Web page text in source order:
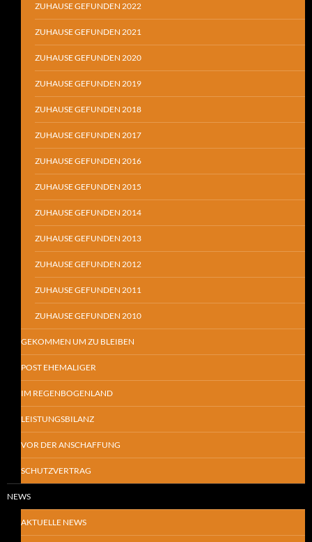
ZUHAUSE GEFUNDEN 2022
ZUHAUSE GEFUNDEN 2021
ZUHAUSE GEFUNDEN 2020
ZUHAUSE GEFUNDEN 2019
ZUHAUSE GEFUNDEN 2018
ZUHAUSE GEFUNDEN 2017
ZUHAUSE GEFUNDEN 2016
ZUHAUSE GEFUNDEN 2015
ZUHAUSE GEFUNDEN 2014
ZUHAUSE GEFUNDEN 2013
ZUHAUSE GEFUNDEN 2012
ZUHAUSE GEFUNDEN 2011
ZUHAUSE GEFUNDEN 2010
GEKOMMEN UM ZU BLEIBEN
POST EHEMALIGER
IM REGENBOGENLAND
LEISTUNGSBILANZ
VOR DER ANSCHAFFUNG
SCHUTZVERTRAG
NEWS
AKTUELLE NEWS